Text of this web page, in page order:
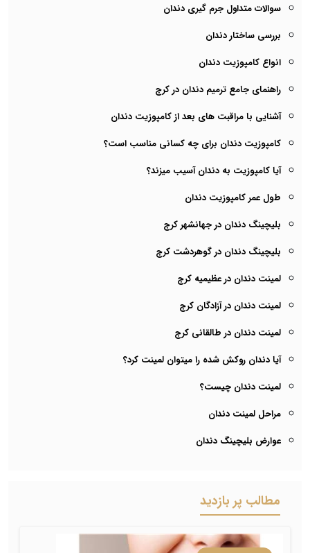
سوالات متداول جرم گیری دندان
بررسی ساختار دندان
انواع کامپوزیت دندان
راهنمای جامع ترمیم دندان در کرج
آشنایی با مراقبت های بعد از کامپوزیت دندان
کامپوزیت دندان برای چه کسانی مناسب است؟
آیا کامپوزیت به دندان آسیب میزند؟
طول عمر کامپوزیت دندان
بلیچینگ دندان در جهانشهر کرج
بلیچینگ دندان در گوهردشت کرج
لمینت دندان در عظیمیه کرج
لمینت دندان در آزادگان کرج
لمینت دندان در طالقانی کرج
آیا دندان روکش شده را میتوان لمینت کرد؟
لمینت دندان چیست؟
مراحل لمینت دندان
عوارض بلیچینگ دندان
مطالب پر بازدید